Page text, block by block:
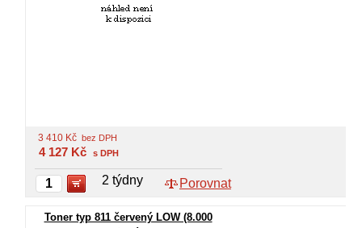
3 410 Kč bez DPH
4 127 Kč s DPH
Porovnat
2 týdny
Toner typ 811 červený LOW (8.000